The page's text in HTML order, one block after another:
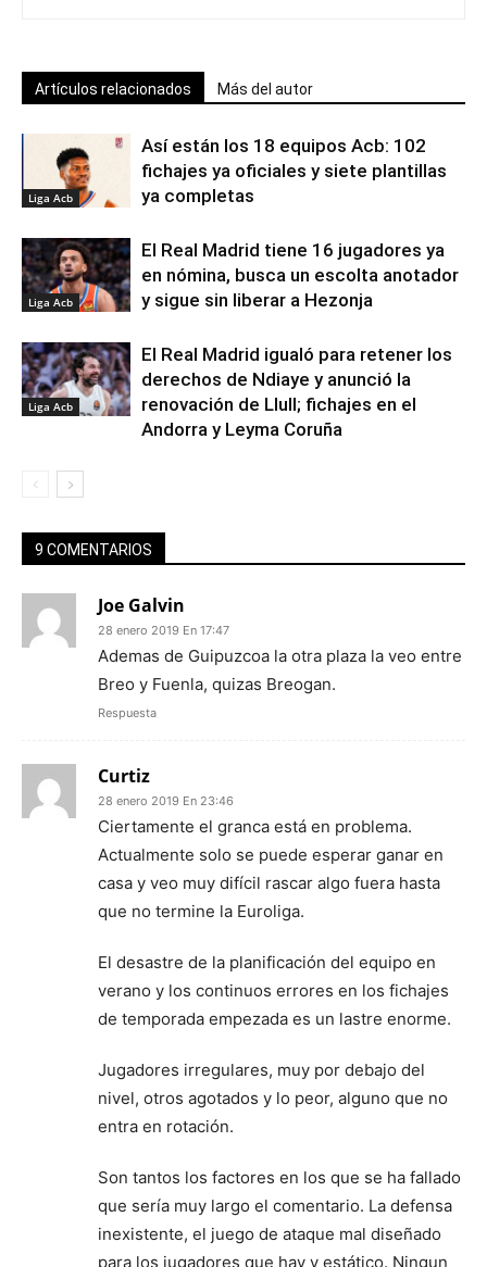
Artículos relacionados Más del autor
Liga Acb
Así están los 18 equipos Acb: 102
fichajes ya oficiales y siete plantillas
ya completas
Liga Acb
El Real Madrid tiene 16 jugadores ya
en nómina, busca un escolta anotador
y sigue sin liberar a Hezonja
Liga Acb
El Real Madrid igualó para retener los
derechos de Ndiaye y anunció la
renovación de Llull; fichajes en el
Andorra y Leyma Coruña
9 COMENTARIOS
Joe Galvin
28 enero 2019 En 17:47
Ademas de Guipuzcoa la otra plaza la veo entre
Breo y Fuenla, quizas Breogan.
Respuesta
Curtiz
28 enero 2019 En 23:46
Ciertamente el granca está en problema.
Actualmente solo se puede esperar ganar en
casa y veo muy difícil rascar algo fuera hasta
que no termine la Euroliga.
El desastre de la planificación del equipo en
verano y los continuos errores en los fichajes
de temporada empezada es un lastre enorme.
Jugadores irregulares, muy por debajo del
nivel, otros agotados y lo peor, alguno que no
entra en rotación.
Son tantos los factores en los que se ha fallado
que sería muy largo el comentario. La defensa
inexistente, el juego de ataque mal diseñado
para los jugadores que hay y estático. Ningun